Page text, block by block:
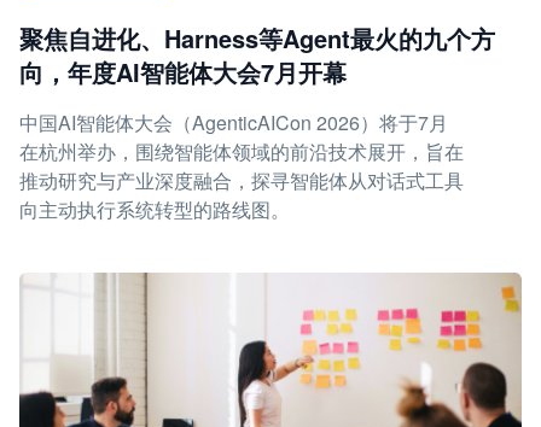
聚焦自进化、Harness等Agent最火的九个方
向，年度AI智能体大会7月开幕
中国AI智能体大会（AgenticAICon 2026）将于7月
在杭州举办，围绕智能体领域的前沿技术展开，旨在
推动研究与产业深度融合，探寻智能体从对话式工具
向主动执行系统转型的路线图。